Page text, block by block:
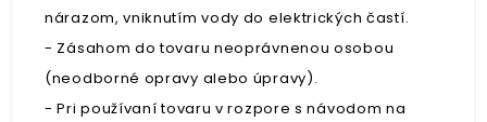
nárazom, vniknutím vody do elektrických častí.
- Zásahom do tovaru neoprávnenou osobou
(neodborné opravy alebo úpravy).
- Pri používaní tovaru v rozpore s návodom na